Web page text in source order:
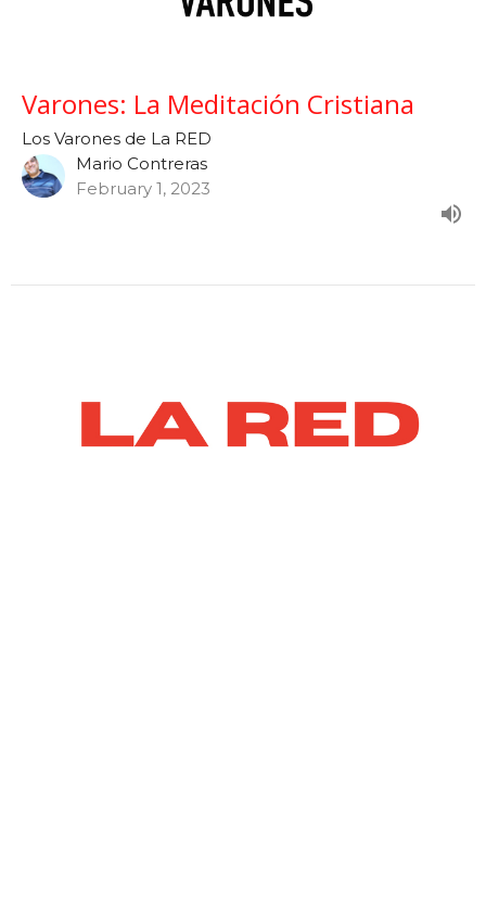
Varones: La Meditación Cristiana
Los Varones de La RED
Mario Contreras
February 1, 2023